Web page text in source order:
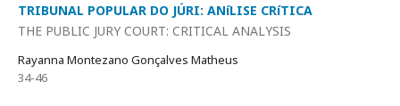
TRIBUNAL POPULAR DO JÚRI: ANíLISE CRíTICA
THE PUBLIC JURY COURT: CRITICAL ANALYSIS
Rayanna Montezano Gonçalves Matheus
34-46